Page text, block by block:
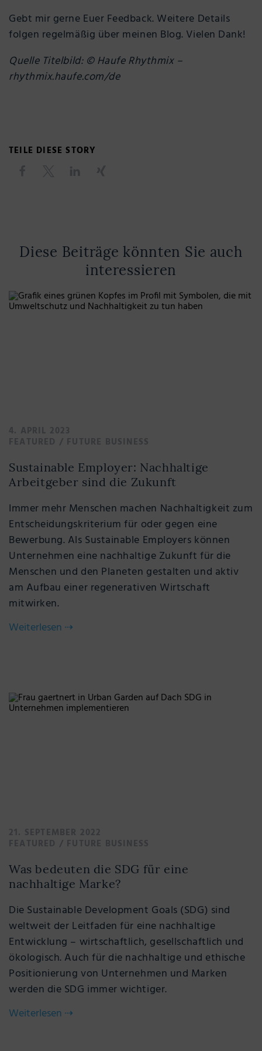
Gebt mir gerne Euer Feedback. Weitere Details
folgen regelmäßig über meinen Blog. Vielen Dank!
Quelle Titelbild: © Haufe Rhythmix –
rhythmix.haufe.com/de
TEILE DIESE STORY
Diese Beiträge könnten Sie auch
interessieren
4. APRIL 2023
FEATURED / FUTURE BUSINESS
Sustainable Employer: Nachhaltige
Arbeitgeber sind die Zukunft
Immer mehr Menschen machen Nachhaltigkeit zum
Entscheidungskriterium für oder gegen eine
Bewerbung. Als Sustainable Employers können
Unternehmen eine nachhaltige Zukunft für die
Menschen und den Planeten gestalten und aktiv
am Aufbau einer regenerativen Wirtschaft
mitwirken.
Weiterlesen ⇢
21. SEPTEMBER 2022
FEATURED / FUTURE BUSINESS
Was bedeuten die SDG für eine
nachhaltige Marke?
Die Sustainable Development Goals (SDG) sind
weltweit der Leitfaden für eine nachhaltige
Entwicklung – wirtschaftlich, gesellschaftlich und
ökologisch. Auch für die nachhaltige und ethische
Positionierung von Unternehmen und Marken
werden die SDG immer wichtiger.
Weiterlesen ⇢